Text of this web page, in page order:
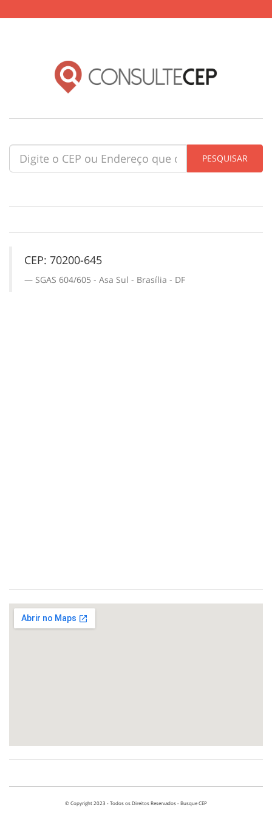
CEP: 70200-645
SGAS 604/605 - Asa Sul - Brasília - DF
© Copyright 2023 - Todos os Direitos Reservados - Busque CEP